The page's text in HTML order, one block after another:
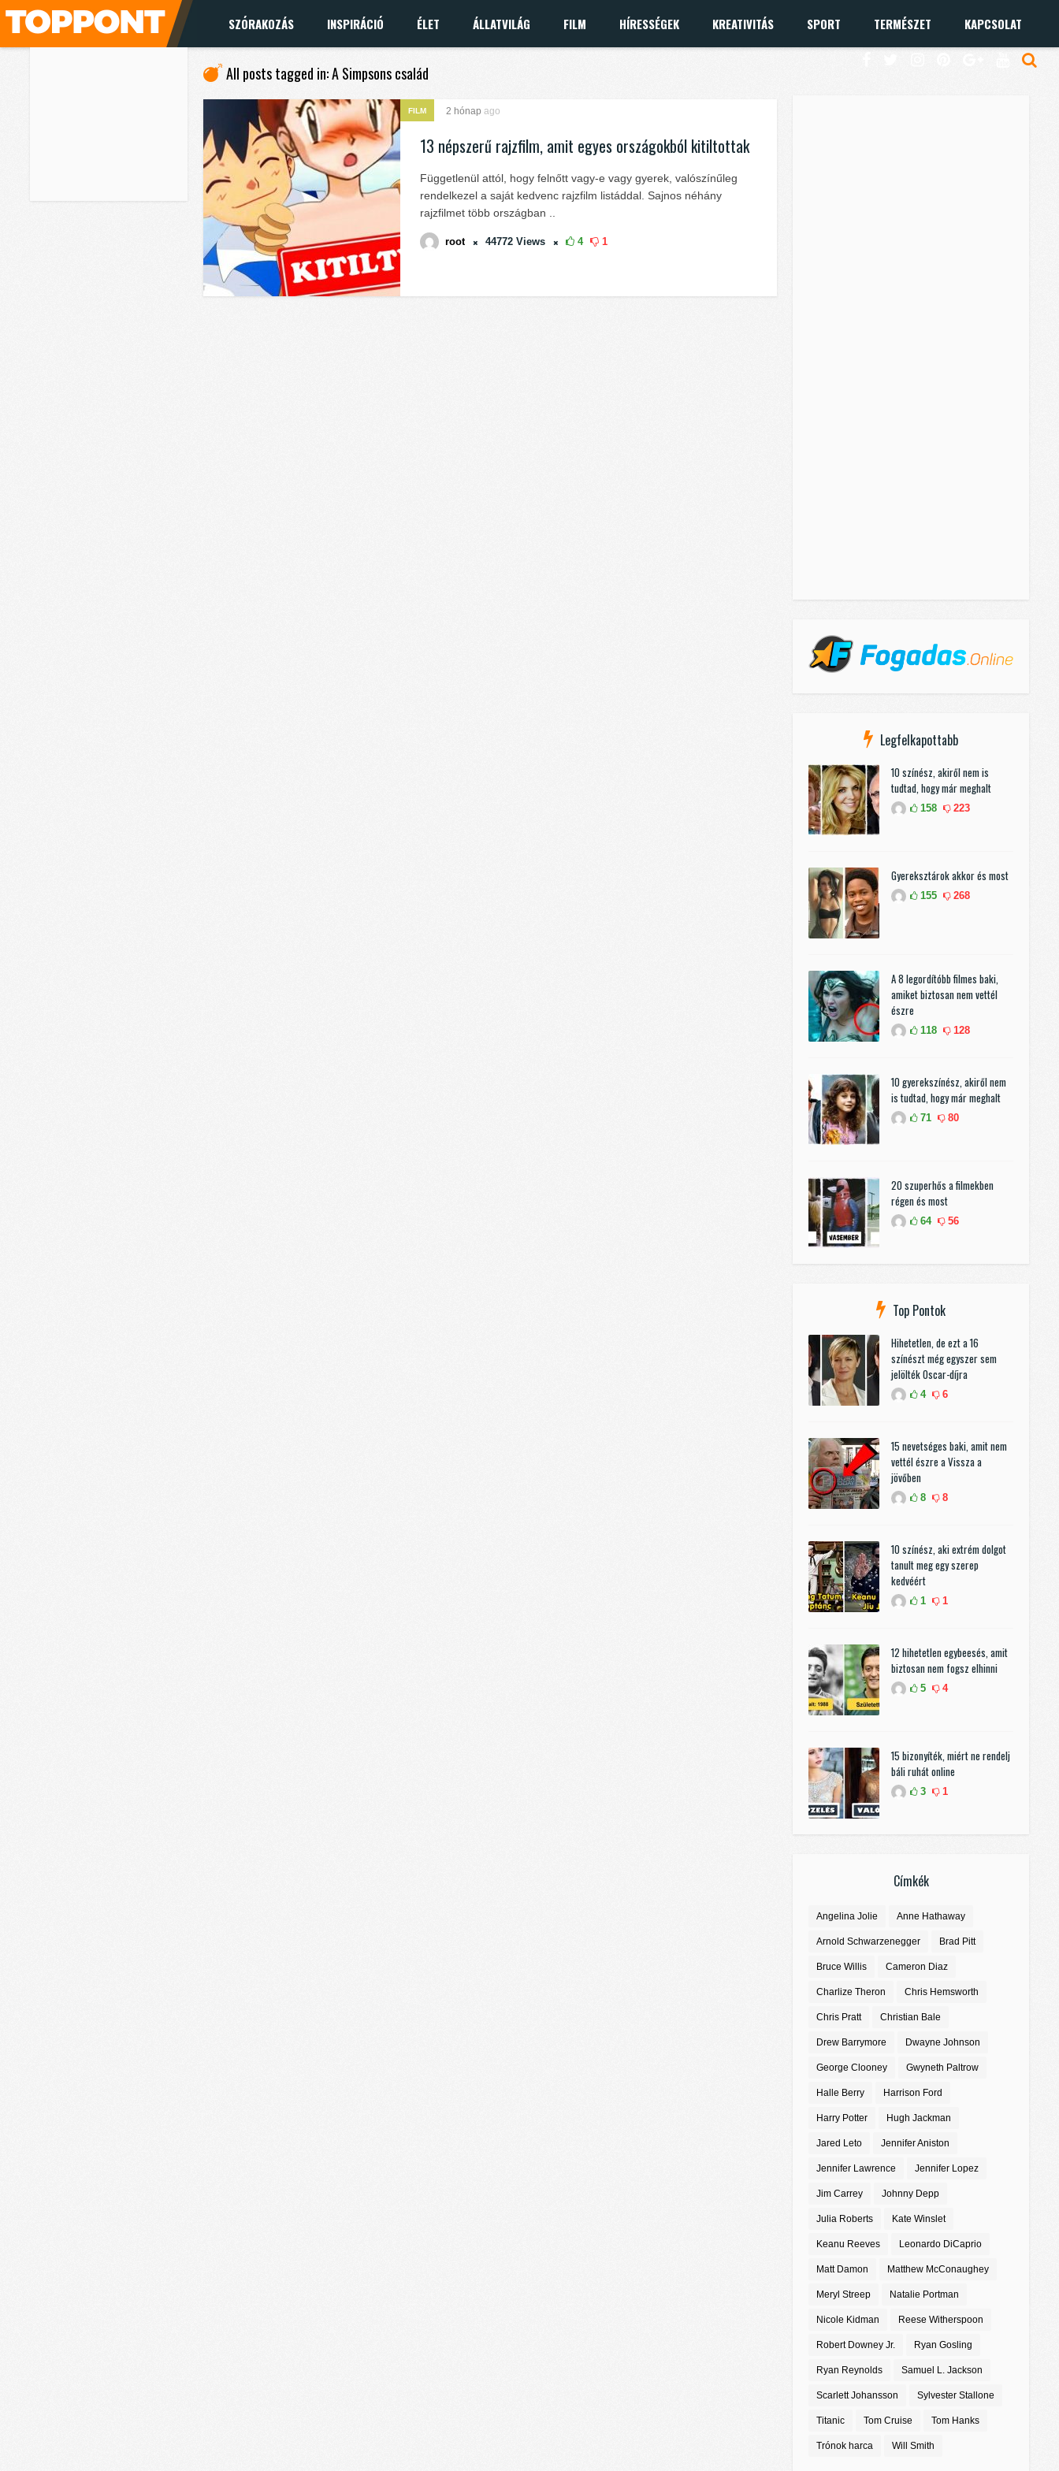
SZÓRAKOZÁS INSPIRÁCIÓ ÉLET ÁLLATVILÁG FILM HÍRESSÉGEK KREATIVITÁS SPORT TERMÉSZET KAPCSOLAT
All posts tagged in: A Simpsons család
FILM 2 hónap ago
13 népszerű rajzfilm, amit egyes országokból kitiltottak
Függetlenül attól, hogy felnőtt vagy-e vagy gyerek, valószínűleg
rendelkezel a saját kedvenc rajzfilm listáddal. Sajnos néhány
rajzfilmet több országban ..
root 44772 Views 4 1
Legfelkapottabb
10 színész, akiről nem is
tudtad, hogy már meghalt
158 223
Gyereksztárok akkor és most
155 268
A 8 legordítóbb filmes baki,
amiket biztosan nem vettél
észre
118 128
10 gyerekszínész, akiről nem
is tudtad, hogy már meghalt
71 80
20 szuperhős a filmekben
régen és most
64 56
Top Pontok
Hihetetlen, de ezt a 16
színészt még egyszer sem
jelölték Oscar-díjra
4 6
15 nevetséges baki, amit nem
vettél észre a Vissza a
jövőben
8 8
10 színész, aki extrém dolgot
tanult meg egy szerep
kedvéért
1 1
12 hihetetlen egybeesés, amit
biztosan nem fogsz elhinni
5 4
15 bizonyíték, miért ne rendelj
báli ruhát online
3 1
Címkék
Angelina Jolie Anne Hathaway
Arnold Schwarzenegger Brad Pitt
Bruce Willis Cameron Diaz
Charlize Theron Chris Hemsworth
Chris Pratt Christian Bale
Drew Barrymore Dwayne Johnson
George Clooney Gwyneth Paltrow
Halle Berry Harrison Ford
Harry Potter Hugh Jackman
Jared Leto Jennifer Aniston
Jennifer Lawrence Jennifer Lopez
Jim Carrey Johnny Depp
Julia Roberts Kate Winslet
Keanu Reeves Leonardo DiCaprio
Matt Damon Matthew McConaughey
Meryl Streep Natalie Portman
Nicole Kidman Reese Witherspoon
Robert Downey Jr. Ryan Gosling
Ryan Reynolds Samuel L. Jackson
Scarlett Johansson Sylvester Stallone
Titanic Tom Cruise Tom Hanks
Trónok harca Will Smith